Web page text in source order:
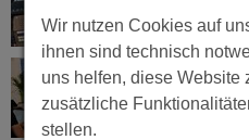
Frühjahrssynode
Wir nutzen Cookies auf
ihnen sind technisch
uns helfen, diese Website
zusätzliche
stellen.